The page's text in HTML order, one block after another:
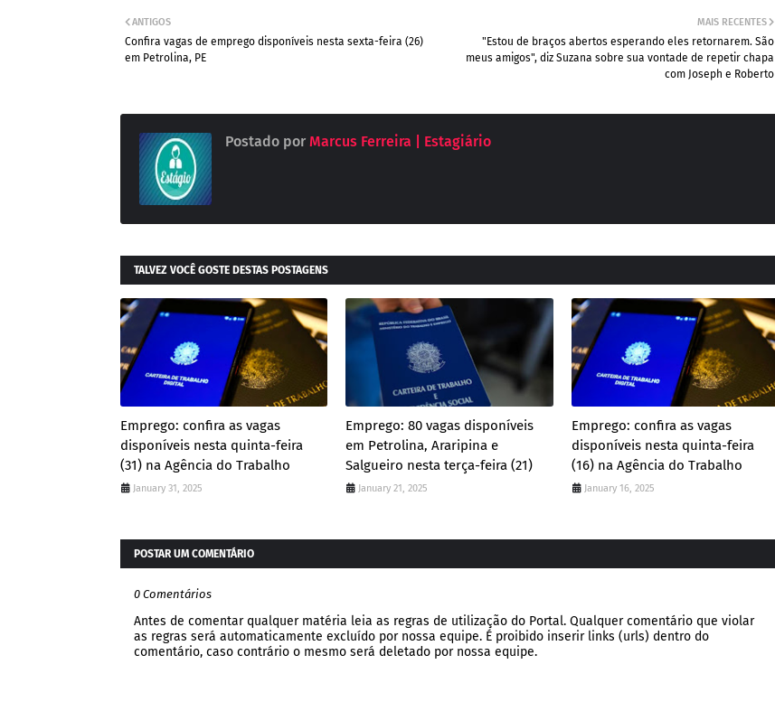
MAIS RECENTES
"Estou de braços abertos esperando eles retornarem. São
meus amigos", diz Suzana sobre sua vontade de repetir chapa
com Joseph e Roberto
ANTIGOS
Confira vagas de emprego disponíveis nesta sexta-feira (26)
em Petrolina, PE
Postado por Marcus Ferreira | Estagiário
TALVEZ VOCÊ GOSTE DESTAS POSTAGENS
Emprego: confira as vagas
disponíveis nesta quinta-feira
(31) na Agência do Trabalho
January 31, 2025
Emprego: 80 vagas disponíveis
em Petrolina, Araripina e
Salgueiro nesta terça-feira (21)
January 21, 2025
Emprego: confira as vagas
disponíveis nesta quinta-feira
(16) na Agência do Trabalho
January 16, 2025
POSTAR UM COMENTÁRIO
0 Comentários
Antes de comentar qualquer matéria leia as regras de utilização do Portal. Qualquer comentário que violar
as regras será automaticamente excluído por nossa equipe. É proibido inserir links (urls) dentro do
comentário, caso contrário o mesmo será deletado por nossa equipe.